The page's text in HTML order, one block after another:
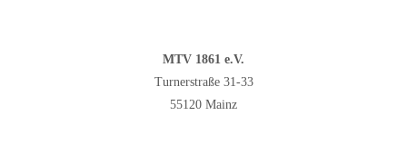
MTV 1861 e.V.
Turnerstraße 31-33
55120 Mainz